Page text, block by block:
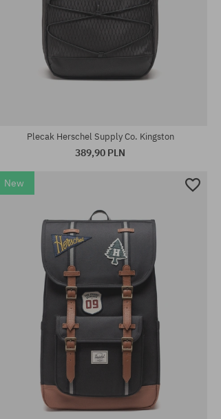
Plecak Herschel Supply Co. Kingston
389,90 PLN
New